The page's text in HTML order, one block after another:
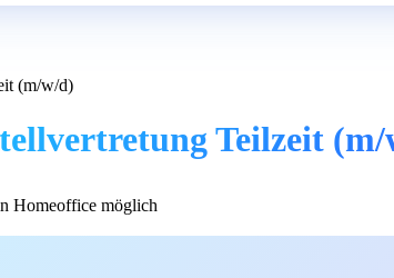
(m/w/d)
Teilzeit (m/
Homeoffice möglich